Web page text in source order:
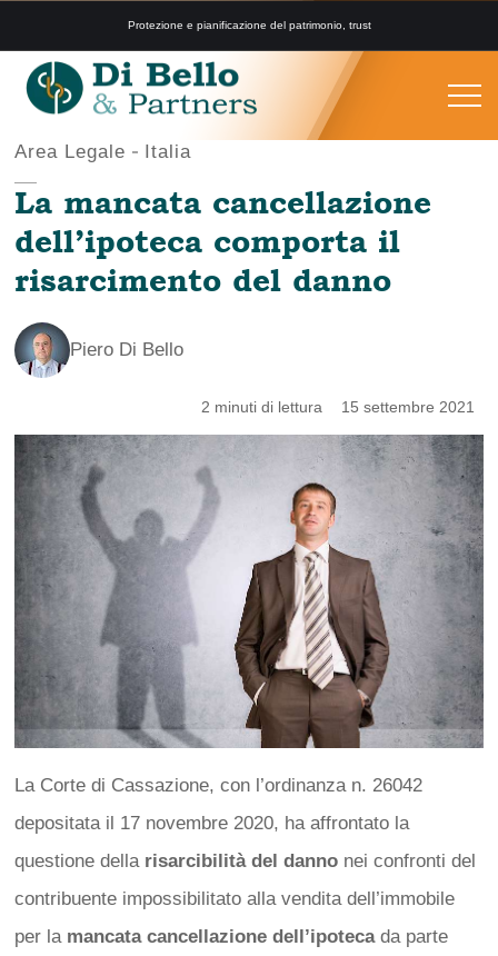
Protezione e pianificazione del patrimonio, trust
Area Legale Italia
La mancata cancellazione
dell’ipoteca comporta il
risarcimento del danno
Piero Di Bello
2 minuti di lettura 15 settembre 2021
La Corte di Cassazione, con l’ordinanza n. 26042
depositata il 17 novembre 2020, ha affrontato la
questione della risarcibilità del dannonei confronti del
contribuente impossibilitato alla vendita dell’immobile
per la mancata cancellazione dell’ipotecada parte